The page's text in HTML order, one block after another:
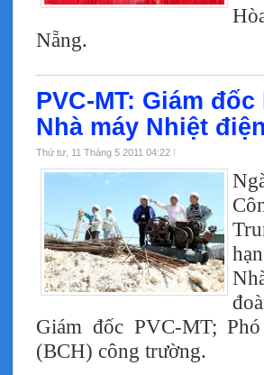
Nẵng.
PVC-MT: Giám
Nhà máy Nhiệt
Thứ tư, 11 Tháng 5 2011 04:22
Giám đốc PVC-MT;
(BCH) công trường.